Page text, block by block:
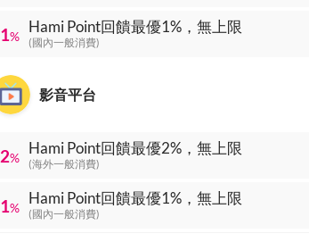
1% Hami Point回饋最優1%，無上限
(國內一般消費)
影音平台
2% Hami Point回饋最優2%，無上限
(海外一般消費)
1% Hami Point回饋最優1%，無上限
(國內一般消費)